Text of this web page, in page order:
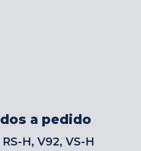
a pedido
RS-H, V92, VS-H